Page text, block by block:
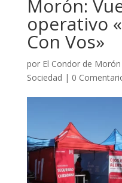
Morón:
operativo
Con Vos»
por El Condor de Morón
Sociedad | 0